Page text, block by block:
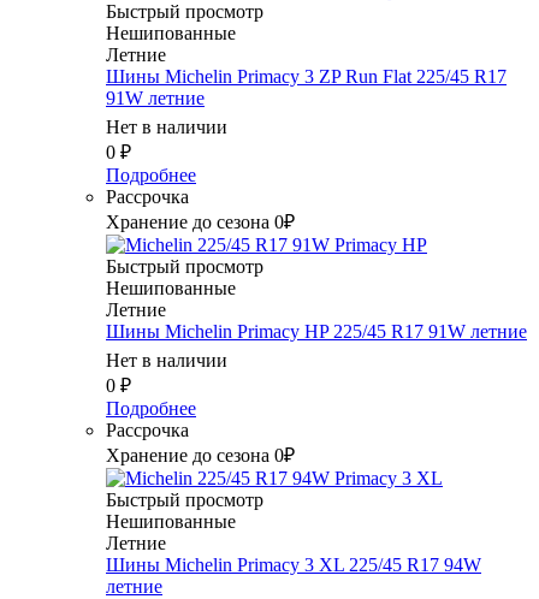
Быстрый просмотр
Нешипованные
Летние
Шины Michelin Primacy 3 ZP Run Flat 225/45 R17
91W летние
Нет в наличии
0 ₽
Подробнее
Рассрочка
Хранение до сезона 0₽
Быстрый просмотр
Нешипованные
Летние
Шины Michelin Primacy HP 225/45 R17 91W летние
Нет в наличии
0 ₽
Подробнее
Рассрочка
Хранение до сезона 0₽
Быстрый просмотр
Нешипованные
Летние
Шины Michelin Primacy 3 XL 225/45 R17 94W
летние